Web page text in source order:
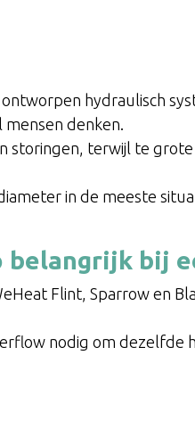
hydraulisch
mensen denken.
storingen, terwijl te
in de meeste
bij
Flint, Sparrow en
nodig om dezelfde